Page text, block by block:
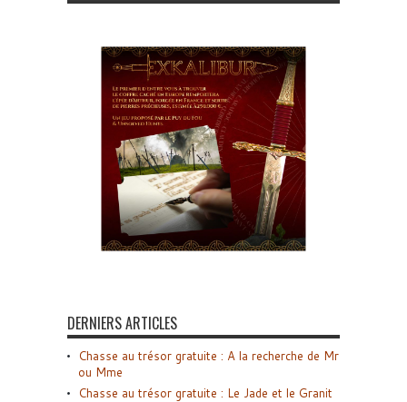
DERNIERS ARTICLES
Chasse au trésor gratuite : A la recherche de Mr
ou Mme
Chasse au trésor gratuite : Le Jade et le Granit